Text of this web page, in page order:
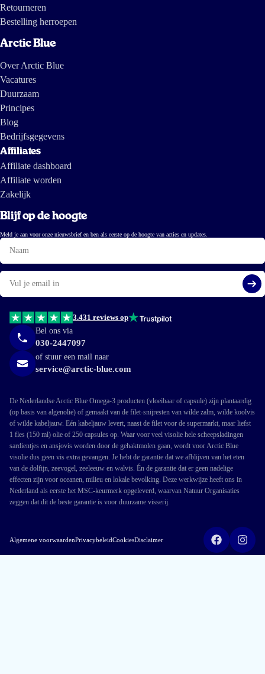
Retourneren
Bestelling herroepen
Arctic Blue
Over Arctic Blue
Vacatures
Duurzaam
Principes
Blog
Bedrijfsgegevens
Affiliates
Affiliate dashboard
Affiliate worden
Zakelijk
Blijf op de hoogte
Meld je aan voor onze nieuwsbrief en ben als eerste op de hoogte van acties en updates.
Naam
E-
mail
3.431 reviews op
Bel ons via
030-2447097
of stuur een mail naar
service@arctic-blue.com
De Nederlandse Arctic Blue Omega-3 producten (vloeibaar of capsule) zijn plantaardig
(op basis van algenolie) of gemaakt van de filet-snijresten van wilde zalm, wilde koolvis
of wilde kabeljauw. Eén kabeljauw levert, naast de filet voor de supermarkt, maar liefst
1 fles (150 ml) olie of 250 capsules op. Waar voor veel visolie hele scheepsladingen
sardientjes en ansjovis worden door de gehaktmolen gaan, wordt voor Arctic Blue
visolie dus geen vis extra gevangen. Je hebt de garantie dat we afblijven van het eten
van de dolfijn, zeevogel, zeeleeuw en walvis. Én de garantie dat er geen nadelige
effecten zijn voor oceanen, milieu en lokale bevolking. Deze werkwijze heeft ons in
Nederland als eerste het MSC-keurmerk opgeleverd, waarvan Natuur Organisaties
zeggen dat dit de beste garantie is voor duurzame visserij.
Algemene voorwaardenPrivacybeleidCookiesDisclaimer